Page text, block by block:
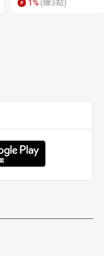
1 % (賺3點)